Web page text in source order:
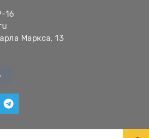
16
Маркса, 13